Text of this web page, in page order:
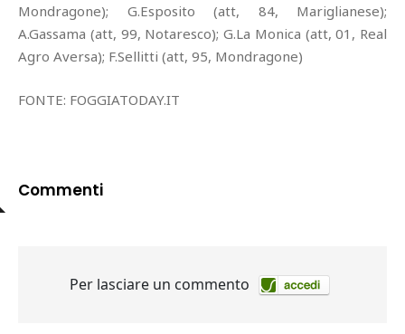
Mondragone); G.Esposito (att, 84, Mariglianese);
A.Gassama (att, 99, Notaresco); G.La Monica (att, 01, Real
Agro Aversa); F.Sellitti (att, 95, Mondragone)
FONTE: FOGGIATODAY.IT
Commenti